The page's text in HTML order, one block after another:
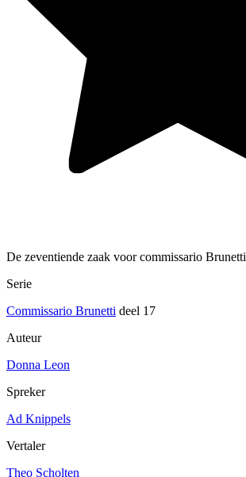
De zeventiende zaak voor commissario Brunetti
Serie
Commissario Brunetti deel 17
Auteur
Donna Leon
Spreker
Ad Knippels
Vertaler
Theo Scholten